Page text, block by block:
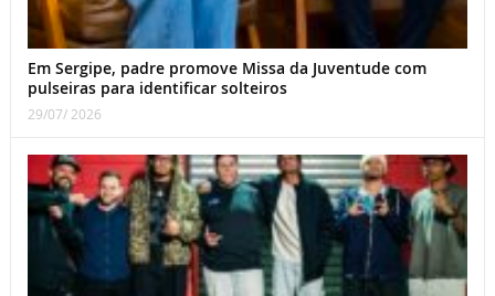
Em Sergipe, padre promove Missa da Juventude com
pulseiras para identificar solteiros
29/07/ 2026